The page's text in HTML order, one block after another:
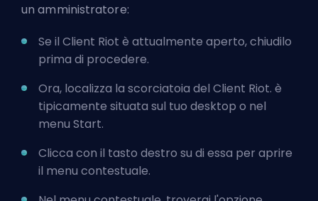
un amministratore:
Se il Client Riot è attualmente aperto, chiudilo
prima di procedere.
Ora, localizza la scorciatoia del Client Riot. è
tipicamente situata sul tuo desktop o nel
menu Start.
Clicca con il tasto destro su di essa per aprire
il menu contestuale.